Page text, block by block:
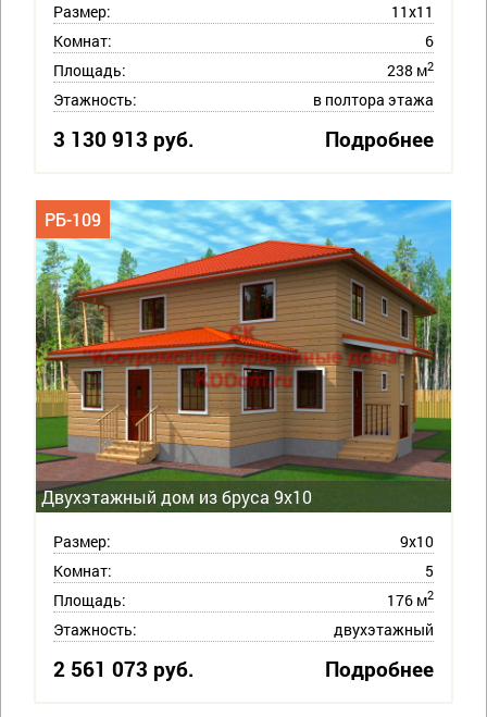
Размер:
11х11
Комнат:
6
Площадь:
238 м2
Этажность: в полтора этажа
3 130 913 руб. Подробнее
Двухэтажный дом из бруса 9х10
РБ-109
Размер:
9х10
Комнат:
5
Площадь:
176 м2
Этажность: двухэтажный
2 561 073 руб. Подробнее